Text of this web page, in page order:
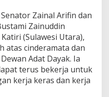
Zainal Arifin dan
Zainuddin
(Sulawesi Utara),
atas cinderamata dan
Adat Dayak. Ia
terus bekerja untuk
kerja keras dan kerja